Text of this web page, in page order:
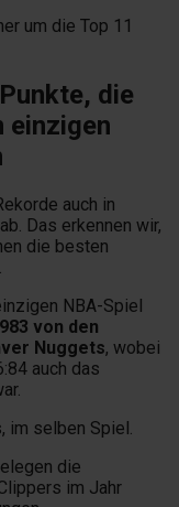
um die Top 11
die
einzigen
auch in
ab. Das erkennen wir,
die besten
NBA-Spiel
von den
Nuggets, wobei
auch das
im selben Spiel.
die
im Jahr